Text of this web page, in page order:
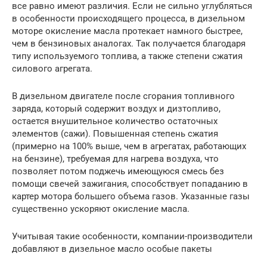
все равно имеют различия. Если не сильно углубляться
в особенности происходящего процесса, в дизельном
моторе окисление масла протекает намного быстрее,
чем в бензиновых аналогах. Так получается благодаря
типу используемого топлива, а также степени сжатия
силового агрегата.
В дизельном двигателе после сгорания топливного
заряда, который содержит воздух и дизтопливо,
остается внушительное количество остаточных
элементов (сажи). Повышенная степень сжатия
(примерно на 100% выше, чем в агрегатах, работающих
на бензине), требуемая для нагрева воздуха, что
позволяет потом поджечь имеющуюся смесь без
помощи свечей зажигания, способствует попаданию в
картер мотора большего объема газов. Указанные газы
существенно ускоряют окисление масла.
Учитывая такие особенности, компании-производители
добавляют в дизельное масло особые пакеты